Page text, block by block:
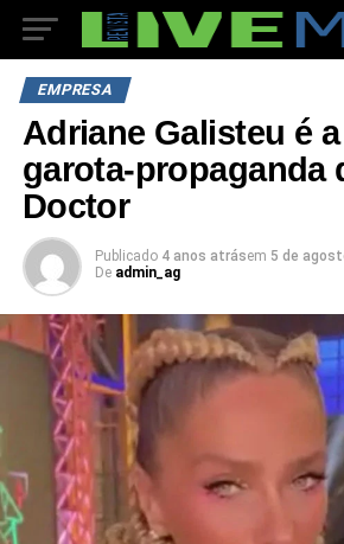
EMPRESA
Adriane Galisteu é
garota-propaganda
Doctor
Publicado 4 anos atrásem 5 de
De admin_ag